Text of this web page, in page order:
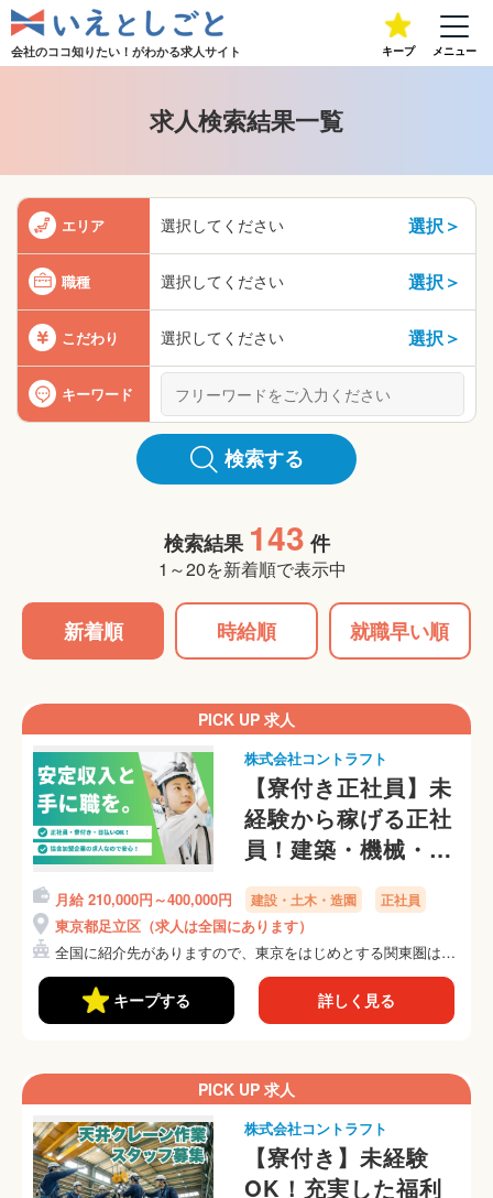
会社のココ知りたい！がわかる求人サイト キープ メニュー
求人検索結果一覧
エリア 選択してください 選択＞
職種 選択してください 選択＞
こだわり 選択してください 選択＞
キーワード
検索する
検索結果 143 件
1～20を新着順で表示中
新着順 時給順 就職早い順
PICK UP 求人
株式会社コントラフト
【寮付き正社員】未
経験から稼げる正社
員！建築・機械・保
守・施工管理など希
望に合う仕事を紹介
します！
月給 210,000円～400,000円 建設・土木・造園 正社員
東京都足立区（求人は全国にあります）
全国に紹介先がありますので、東京をはじめとする関東圏はも
ちろ...
キープする 詳しく見る
PICK UP 求人
株式会社コントラフト
【寮付き】未経験
OK！充実した福利